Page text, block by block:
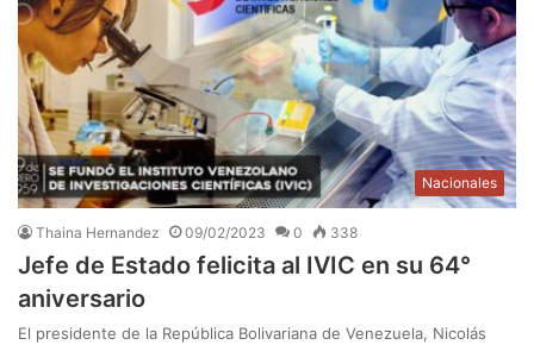
Nacionales
Thaina Hernandez 09/02/2023 0 338
Jefe de Estado felicita al IVIC en su 64°
aniversario
El presidente de la República Bolivariana de Venezuela, Nicolás